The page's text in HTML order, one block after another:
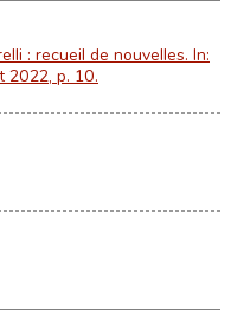
: recueil de nouvelles. In:
2022, p. 10.